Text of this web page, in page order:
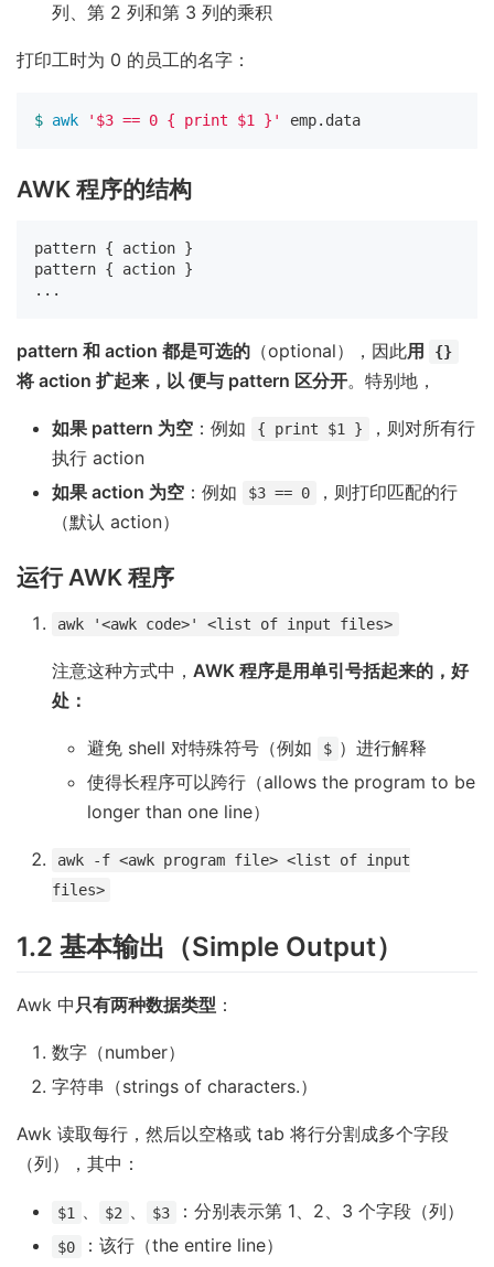
列、第 2 列和第 3 列的乘积
打印工时为 0 的员工的名字：
$ awk '$3 == 0 { print $1 }'
AWK 程序的结构
pattern { action }
pattern { action }
pattern 和 action 都是可选的 （optional），因此用 {}
将 action 扩起来，以 便与 pattern 区分开。特别地，
如果 pattern 为空 ：例如 { print $1 }
，则对所有行
执行 action
如果 action 为空 ：例如 $3 == 0
，则打印匹配的行
（默认 action）
运行 AWK 程序
awk '<awk code>' <list of input files>
注意这种方式中， AWK 程序是用单引号括起来的，好
处：
避免 shell 对特殊符号（例如 $ ）进行解释
使得长程序可以跨行（allows the program to be
longer than one line）
awk -f <awk program file> <list of input
files>
1.2 基本输出（Simple Output）
Awk 中只有两种数据类型 ：
数字（number）
字符串（strings of characters.）
Awk 读取每行，然后以空格或 tab 将行分割成多个字段
（列），其中：
$1 、 $2 、 $3 ：分别表示第 1、2、3 个字段（列）
$0 ：该行（the entire line）